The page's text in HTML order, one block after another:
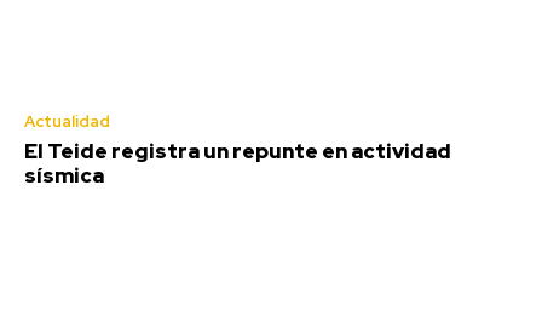
Actualidad
El Teide registra un repunte en actividad
sísmica